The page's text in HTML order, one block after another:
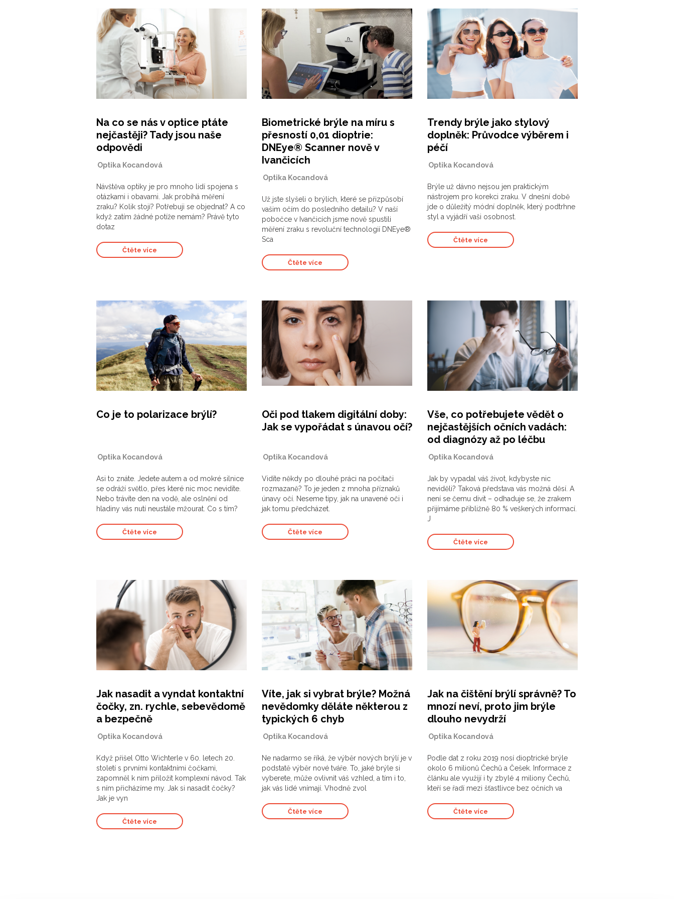
Na co se nás v optice ptáte
nejčastěji? Tady jsou naše
odpovědi
|Optika Kocandová
Návštěva optiky je pro mnoho lidí spojena s
otázkami i obavami. Jak probíhá měření
zraku? Kolik stojí? Potřebuji se objednat? A co
když zatím žádné potíže nemám? Právě tyto
dotaz
Čtěte více
Biometrické brýle na míru s
přesností 0,01 dioptrie:
DNEye® Scanner nově v
Ivančicích
|Optika Kocandová
Už jste slyšeli o brýlích, které se přizpůsobí
vašim očím do posledního detailu? V naší
pobočce v Ivančicích jsme nově spustili
měření zraku s revoluční technologií DNEye®
Sca
Čtěte více
Trendy brýle jako stylový
doplněk: Průvodce výběrem i
péčí
|Optika Kocandová
Brýle už dávno nejsou jen praktickým
nástrojem pro korekci zraku. V dnešní době
jde o důležitý módní doplněk, který podtrhne
styl a vyjádří vaši osobnost.
Čtěte více
Co je to polarizace brýlí?
|Optika Kocandová
Asi to znáte. Jedete autem a od mokré silnice
se odráží světlo, přes které nic moc nevidíte.
Nebo trávíte den na vodě, ale oslnění od
hladiny vás nutí neustále mžourat. Co s tím?
Čtěte více
Oči pod tlakem digitální doby:
Jak se vypořádat s únavou očí?
|Optika Kocandová
Vidíte někdy po dlouhé práci na počítači
rozmazaně? To je jeden z mnoha příznaků
únavy očí. Neseme tipy, jak na unavené oči i
jak tomu předcházet.
Čtěte více
Vše, co potřebujete vědět o
nejčastějších očních vadách:
od diagnózy až po léčbu
|Optika Kocandová
Jak by vypadal váš život, kdybyste nic
neviděli? Taková představa vás možná děsí. A
není se čemu divit – odhaduje se, že zrakem
přijímáme přibližně 80 % veškerých informací.
J
Čtěte více
Jak nasadit a vyndat kontaktní
čočky, zn. rychle, sebevědomě
a bezpečně
|Optika Kocandová
Když přišel Otto Wichterle v 60. letech 20.
století s prvními kontaktními čočkami,
zapomněl k nim přiložit komplexní návod. Tak
s ním přicházíme my. Jak si nasadit čočky?
Jak je vyn
Čtěte více
Víte, jak si vybrat brýle? Možná
nevědomky děláte některou z
typických 6 chyb
|Optika Kocandová
Ne nadarmo se říká, že výběr nových brýlí je v
podstatě výběr nové tváře. To, jaké brýle si
vyberete, může ovlivnit váš vzhled, a tím i to,
jak vás lidé vnímají. Vhodně zvol
Čtěte více
Jak na čištění brýlí správně? To
mnozí neví, proto jim brýle
dlouho nevydrží
|Optika Kocandová
Podle dat z roku 2019 nosí dioptrické brýle
okolo 6 milionů Čechů a Češek. Informace z
článku ale využijí i ty zbylé 4 miliony Čechů,
kteří se řadí mezi šťastlivce bez očních va
Čtěte více